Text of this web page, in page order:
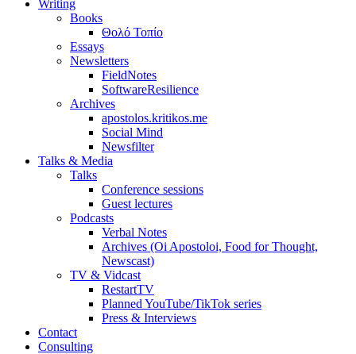
Writing
Books
Θολό Τοπίο
Essays
Newsletters
FieldNotes
SoftwareResilience
Archives
apostolos.kritikos.me
Social Mind
Newsfilter
Talks & Media
Talks
Conference sessions
Guest lectures
Podcasts
Verbal Notes
Archives (Oi Apostoloi, Food for Thought,
Newscast)
TV & Vidcast
RestartTV
Planned YouTube/TikTok series
Press & Interviews
Contact
Consulting